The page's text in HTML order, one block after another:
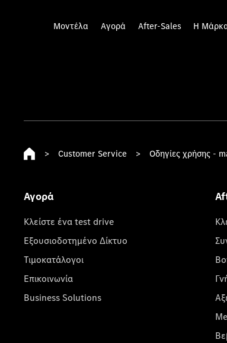
Μοντέλα Αγορά After-Sales Η
> Customer Service > Οδηγίες χρήσης -
Αγορά
Κλείστε ένα test drive
Εξουσιοδοτημένο Δίκτυο
Τιμοκατάλογοι
Επικοινωνία
Business Solutions